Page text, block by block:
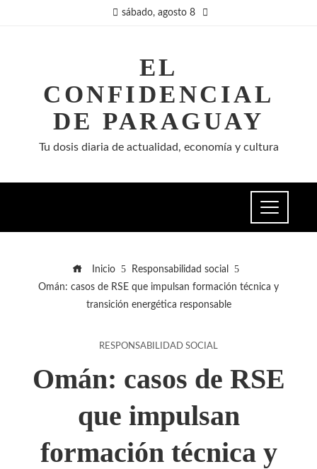
sábado, agosto 8
EL
CONFIDENCIAL
DE PARAGUAY
Tu dosis diaria de actualidad, economía y cultura
Inicio
Responsabilidad social
Omán: casos de RSE que impulsan formación técnica y
transición energética responsable
RESPONSABILIDAD SOCIAL
Omán: casos de RSE
que impulsan
formación técnica y